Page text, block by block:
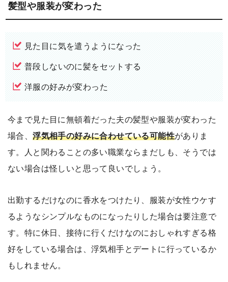
髪型や服装が変わった
見た目に気を遣うようになった
普段しないのに髪をセットする
洋服の好みが変わった
今まで見た目に無頓着だった夫の髪型や服装が変わった
場合、浮気相手の好みに合わせている可能性がありま
す。人と関わることの多い職業ならまだしも、そうでは
ない場合は怪しいと思って良いでしょう。
出勤するだけなのに香水をつけたり、服装が女性ウケす
るようなシンプルなものになったりした場合は要注意で
す。特に休日、接待に行くだけなのにおしゃれすぎる格
好をしている場合は、浮気相手とデートに行っているか
もしれません。